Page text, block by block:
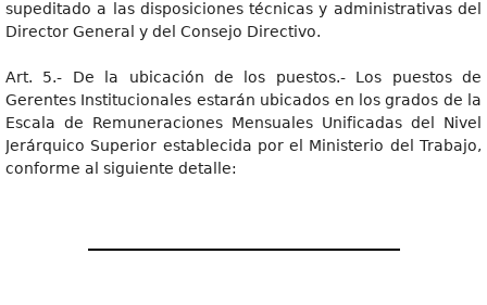
supeditado a las disposiciones técnicas y administrativas del
Director General y del Consejo Directivo.
Art. 5.- De la ubicación de los puestos.- Los puestos de
Gerentes Institucionales estarán ubicados en los grados de la
Escala de Remuneraciones Mensuales Unificadas del Nivel
Jerárquico Superior establecida por el Ministerio del Trabajo,
conforme al siguiente detalle: